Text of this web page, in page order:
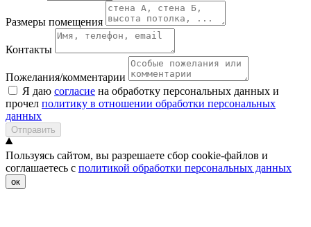
Размеры помещения
Контакты
Пожелания/комментарии
Я даю согласие на обработку персональных данных и
прочел политику в отношении обработки персональных
данных
Отправить
Пользуясь сайтом, вы разрешаете сбор cookie-файлов и
соглашаетесь с политикой обработки персональных данных
ок